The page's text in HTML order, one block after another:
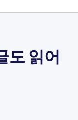
도 읽어